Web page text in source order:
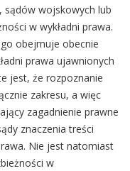
sądów wojskowych lub
w wykładni prawa.
obejmuje obecnie
prawa ujawnionych
jest, że rozpoznanie
zakresu, a więc
zagadnienie prawne
znaczenia treści
Nie jest natomiast
w